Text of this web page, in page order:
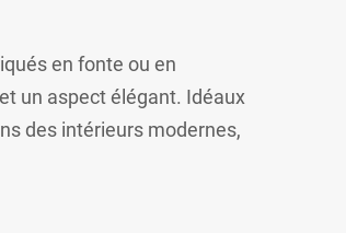
en fonte ou en
un aspect élégant. Idéaux
des intérieurs modernes,